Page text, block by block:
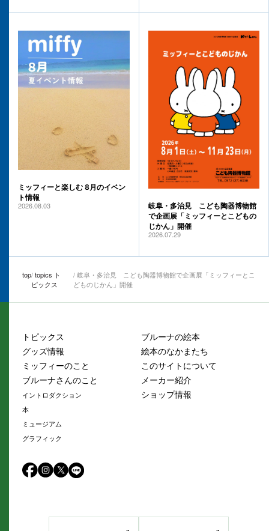
ミッフィーと楽しむ 8月のイベン
ト情報
2026.08.03
岐阜・多治見 こども陶器博物館
で企画展「ミッフィーとこどもの
じかん」開催
2026.07.29
top topics ト
ピックス
岐阜・多治見 こども陶器博物館で企画展「ミッフィーとこ
どものじかん」開催
トピックス
グッズ情報
ミッフィーのこと
ブルーナさんのこと
イントロダクション
本
ミュージアム
グラフィック
ブルーナの絵本
絵本のなかまたち
このサイトについて
メーカー紹介
ショップ情報